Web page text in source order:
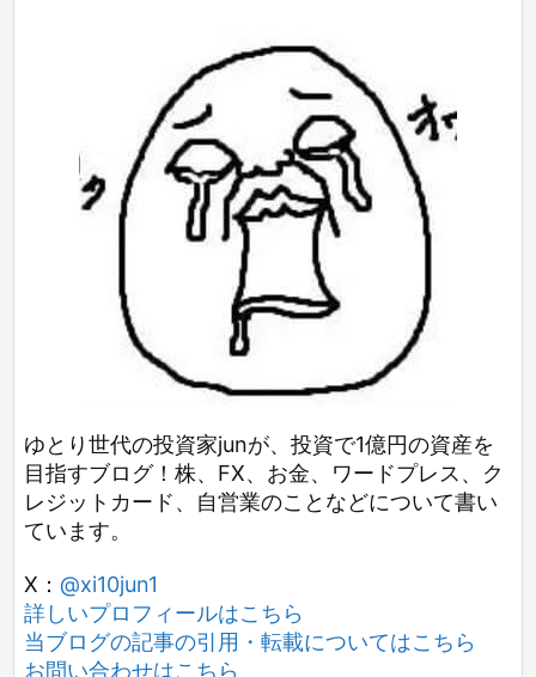
ゆとり世代の投資家junが、投資で1億円の資産を
目指すブログ！株、FX、お金、ワードプレス、ク
レジットカード、自営業のことなどについて書い
ています。
X： @xi10jun1
詳しいプロフィールはこちら
当ブログの記事の引用・転載についてはこちら
お問い合わせはこちら